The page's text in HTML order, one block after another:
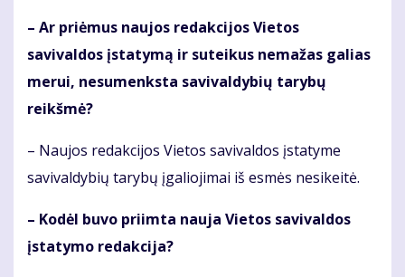
– Ar priėmus naujos redakcijos Vietos
savivaldos įstatymą ir suteikus nemažas galias
merui, nesumenksta savivaldybių tarybų
reikšmė?
– Naujos redakcijos Vietos savivaldos įstatyme
savivaldybių tarybų įgaliojimai iš esmės nesikeitė.
– Kodėl buvo priimta nauja Vietos savivaldos
įstatymo redakcija?